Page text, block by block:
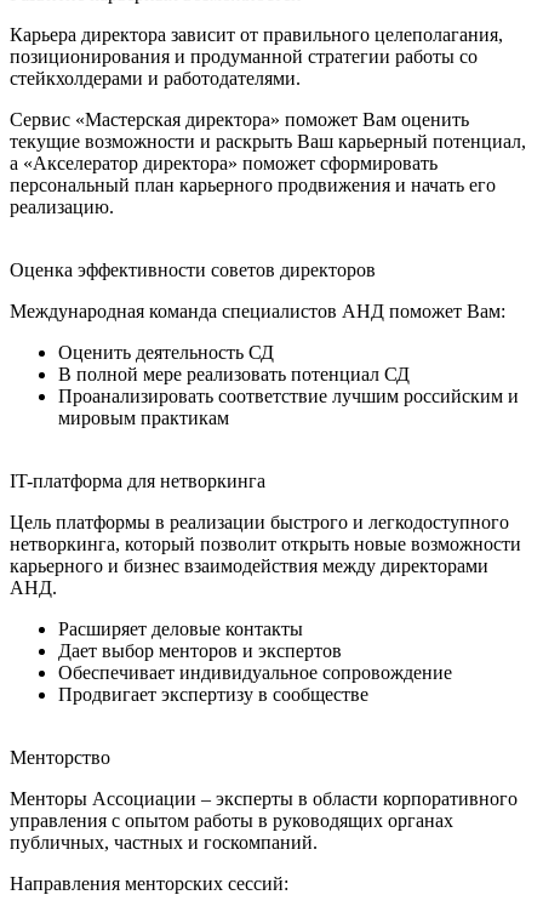
Карьера директора зависит от правильного целеполагания,
позиционирования и продуманной стратегии работы со
стейкхолдерами и работодателями.
Сервис «Мастерская директора» поможет Вам оценить
текущие возможности и раскрыть Ваш карьерный потенциал,
а «Акселератор директора» поможет сформировать
персональный план карьерного продвижения и начать его
реализацию.
Оценка эффективности советов директоров
Международная команда специалистов АНД поможет Вам:
Оценить деятельность СД
В полной мере реализовать потенциал СД
Проанализировать соответствие лучшим российским и
мировым практикам
IT-платформа для нетворкинга
Цель платформы в реализации быстрого и легкодоступного
нетворкинга, который позволит открыть новые возможности
карьерного и бизнес взаимодействия между директорами
АНД.
Расширяет деловые контакты
Дает выбор менторов и экспертов
Обеспечивает индивидуальное сопровождение
Продвигает экспертизу в сообществе
Менторство
Менторы Ассоциации – эксперты в области корпоративного
управления с опытом работы в руководящих органах
публичных, частных и госкомпаний.
Направления менторских сессий: